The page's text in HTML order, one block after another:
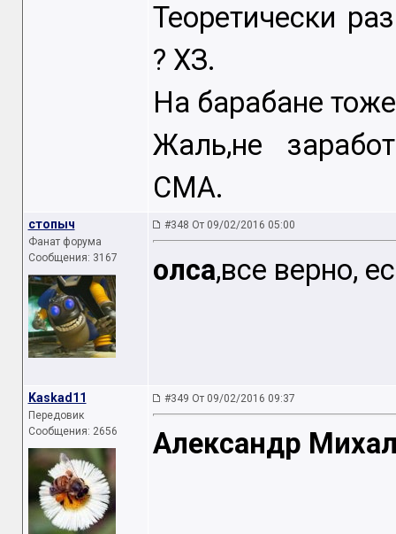
Теоретически
? ХЗ.
На барабане
Жаль,не
СМА.
стопыч
Фанат форума
Сообщения: 3167
#348 От 09/02/2016 05:00
олса,все верно,
Kaskad11
Передовик
Сообщения: 2656
#349 От 09/02/2016 09:37
Александр